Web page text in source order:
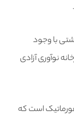
با وجود
نوآوری آزادی
است که